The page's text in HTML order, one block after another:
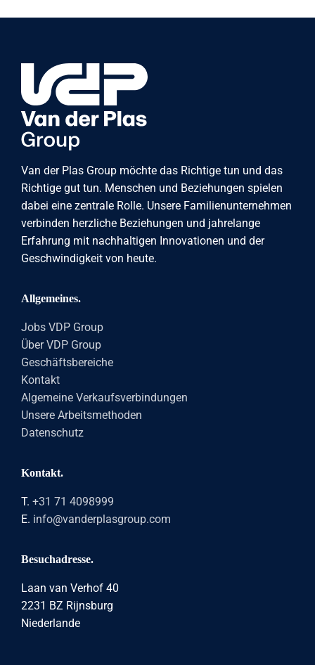
Van der Plas Group möchte das Richtige tun und das
Richtige gut tun. Menschen und Beziehungen spielen
dabei eine zentrale Rolle. Unsere Familienunternehmen
verbinden herzliche Beziehungen und jahrelange
Erfahrung mit nachhaltigen Innovationen und der
Geschwindigkeit von heute.
Allgemeines.
Jobs VDP Group
Über VDP Group
Geschäftsbereiche
Kontakt
Algemeine Verkaufsverbindungen
Unsere Arbeitsmethoden
Datenschutz
Kontakt.
T. +31 71 4098999
E. info@vanderplasgroup.com
Besuchadresse.
Laan van Verhof 40
2231 BZ Rijnsburg
Niederlande